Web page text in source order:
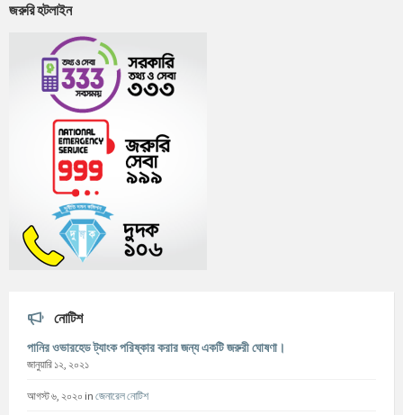
জরুরি হটলাইন
নোটিশ
পানির ওভারহেড ট্যাংক পরিষ্কার করার জন্য একটি জরুরী ঘোষণা।
জানুয়ারি ১২, ২০২১
আগস্ট ৬, ২০২০ in জেনারেল নোটিশ